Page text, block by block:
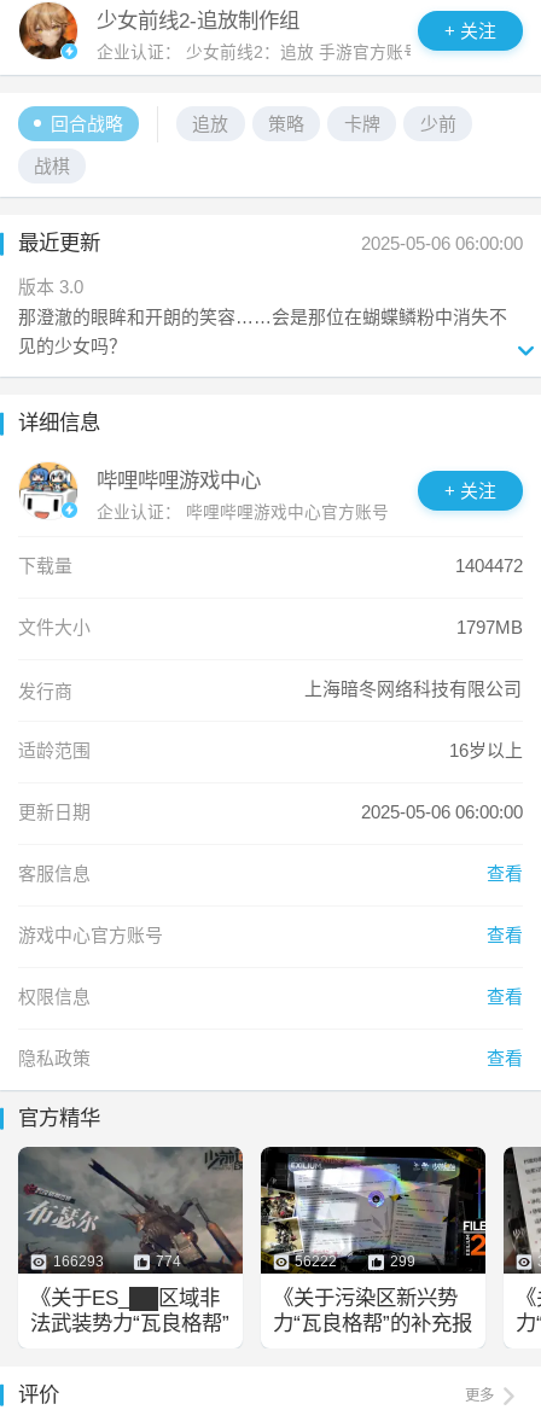
不再与格里芬为伍的指挥官，选择告别过去，进入污染区。在
流浪的旅途中，越来越多的人与战术人形相继出现。她们带着
的运输任务中，遭到了意料之外的袭击。指挥官发现，一度远
离漩涡中心的自己，似乎被卷入了更大的漩涡……
色扮演策略游戏。在游戏中您将充分体验：
【3D沉浸作战，多维策略战术】
关卡内拥有丰富的场景元素，多样掩体、机关和地形。指挥官
需纵览全局，充分发挥指挥天赋，带领人形小队克敌制胜。
【污染区探索，高风险高收益】
进任务。与敌人周旋的同时，请尽可能搜索地图中遗存的物资
箱，获取更高报酬。
【拟真武器系统，枪械自由改装】
装配件，打造独一无二的枪械外观，以最精锐的武器，迎击更
【沉浸式动画演出，全视角丰富互动】
松互动；休息室中，用镜头捕捉她的姿态瞬间，享受别样的温
少女前线2-追放制作组
企业认证： 少女前线2：追放 手游官方账号
+ 关注
回合战略 追放 策略 卡牌 少前
战棋
最近更新 2025-05-06 06:00:00
版本 3.0
那澄澈的眼眸和开朗的笑容……会是那位在蝴蝶鳞粉中消失不
见的少女吗？
限时活动「镜茧与囚蝶」开启，全新精英人形「莱妮」登场，
【全新活动】「镜茧与囚蝶」限时开启
潜入奇遇与美梦间的裂隙，才发现碎镜斑驳，蝶翼沉浮，该如
何全身而退呢？
晶条」、「专访许可」、「基原信息核」等丰厚奖励！
【全新人形】「莱妮」载入
请您多多关照咯！”
■莱妮全新外观「衣装·蝴蝶行动」将在新版本中上架！
碑】-【荣誉商行】中开放获取！
■【同调演练】开放新关卡，参与玩法可获得丰厚奖励！
■新版本期间还将开放「情报补给」、「战前补给」等活动，指
详细信息
哔哩哔哩游戏中心
企业认证： 哔哩哔哩游戏中心官方账号
+ 关注
下载量 1404472
文件大小 1797MB
发行商 上海暗冬网络科技有限公司
适龄范围 16岁以上
更新日期 2025-05-06 06:00:00
客服信息 查看
游戏中心官方账号 查看
权限信息 查看
隐私政策 查看
官方精华
166293 774
《关于ES_██区域非
法武装势力“瓦良格帮”
56222 299
《关于污染区新兴势
力“瓦良格帮”的补充报
力
评价
更多